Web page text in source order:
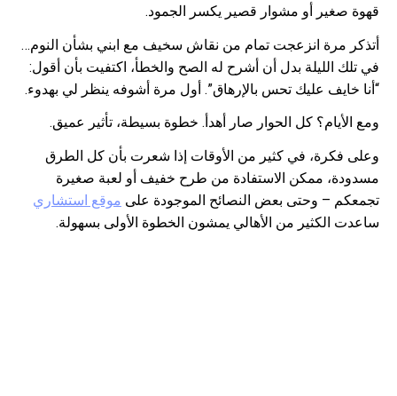
قهوة صغير أو مشوار قصير يكسر الجمود.
أتذكر مرة انزعجت تمام من نقاش سخيف مع ابني بشأن النوم…
في تلك الليلة بدل أن أشرح له الصح والخطأ، اكتفيت بأن أقول:
“أنا خايف عليك تحس بالإرهاق”. أول مرة أشوفه ينظر لي بهدوء.
ومع الأيام؟ كل الحوار صار أهدأ. خطوة بسيطة، تأثير عميق.
وعلى فكرة، في كثير من الأوقات إذا شعرت بأن كل الطرق
مسدودة، ممكن الاستفادة من طرح خفيف أو لعبة صغيرة
تجمعكم – وحتى بعض النصائح الموجودة على موقع استشاري
ساعدت الكثير من الأهالي يمشون الخطوة الأولى بسهولة.